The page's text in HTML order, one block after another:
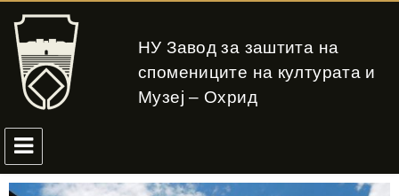
НУ Завод за заштита на
спомениците на културата и
Музеј – Охрид